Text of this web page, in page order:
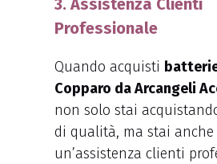
3. Assistenza Clienti
Professionale
Quando acquisti
Copparo da Arcangeli
non solo stai
di qualità, ma stai
un’assistenza clienti